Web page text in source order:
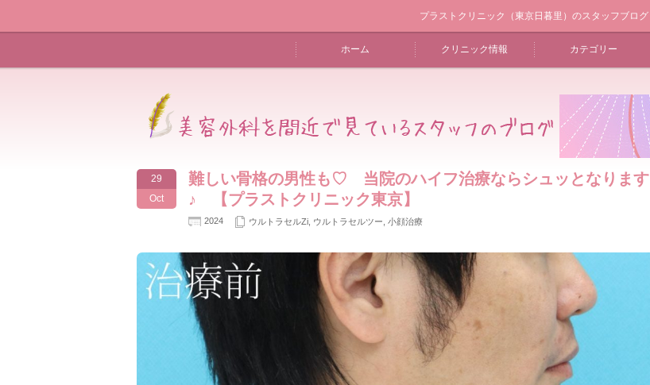
プラストクリニック（東京日暮里）のスタッフブログ
ホーム クリニック情報 カテゴリー
29
Oct
難しい骨格の男性も♡ 当院のハイフ治療ならシュッとなります
♪ 【プラストクリニック東京】
2024 ウルトラセルZi ウルトラセルツー 小顔治療